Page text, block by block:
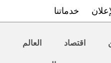
خدماتنا
اقتصاد العالم